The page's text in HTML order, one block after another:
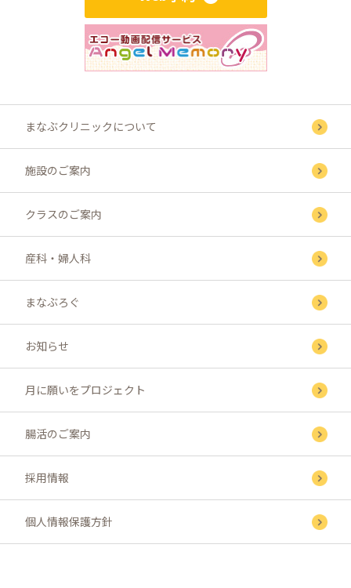
まなぶクリニックについて
施設のご案内
クラスのご案内
産科・婦人科
まなぶろぐ
お知らせ
月に願いをプロジェクト
腸活のご案内
採用情報
個人情報保護方針